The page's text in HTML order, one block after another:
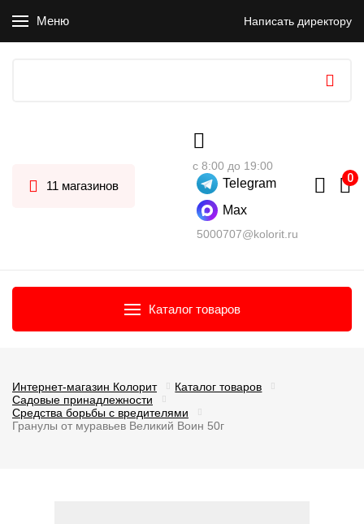
Меню Написать директору
11 магазинов
с 8:00 до 19:00
Telegram
Max
5000707@kolorit.ru
Каталог товаров
Интернет-магазин Колорит
Каталог товаров
Садовые принадлежности
Средства борьбы с вредителями
Гранулы от муравьев Великий Воин 50г